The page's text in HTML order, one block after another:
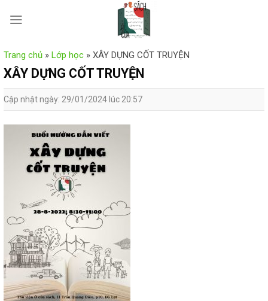
Trang chủ » Lớp học » XÂY DỰNG CỐT TRUYỆN
XÂY DỰNG CỐT TRUYỆN
Cập nhật ngày: 29/01/2024 lúc 20:57